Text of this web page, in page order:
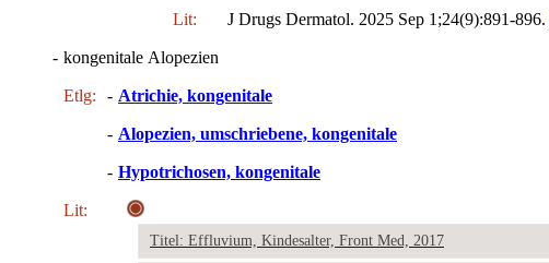
Lit: J Drugs Dermatol. 2025 Sep 1;24(9):891-896.
- kongenitale Alopezien
Etlg: - Atrichie, kongenitale
- Alopezien, umschriebene, kongenitale
- Hypotrichosen, kongenitale
Lit:
Titel: Effluvium, Kindesalter, Front Med, 2017